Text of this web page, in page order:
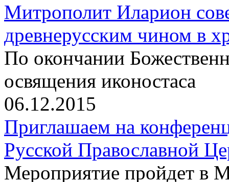
Митрополит Иларион
древнерусским чином в
По окончании
освящения иконостаса
06.12.2015
Приглашаем на
Русской Православной
Мероприятие пройдет в